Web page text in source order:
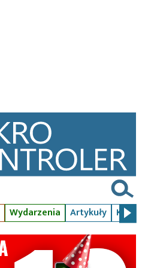
Wydarzenia Artykuły Kursy